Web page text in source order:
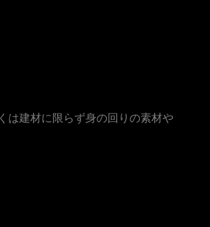
は建材に限らず身の回りの素材や